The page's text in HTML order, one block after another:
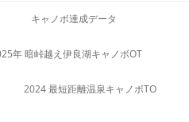
キャノボ達成データ
年 暗峠越え伊良湖キャノボOT
2024 最短距離温泉キャノボTO